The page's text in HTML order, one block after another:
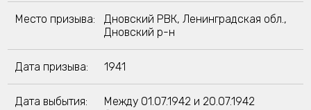
Место призыва:
Дновский РВК, Ленинградская обл.,
Дновский р-н
Дата призыва: 1941
Дата выбытия:
Между 01.07.1942 и 20.07.1942